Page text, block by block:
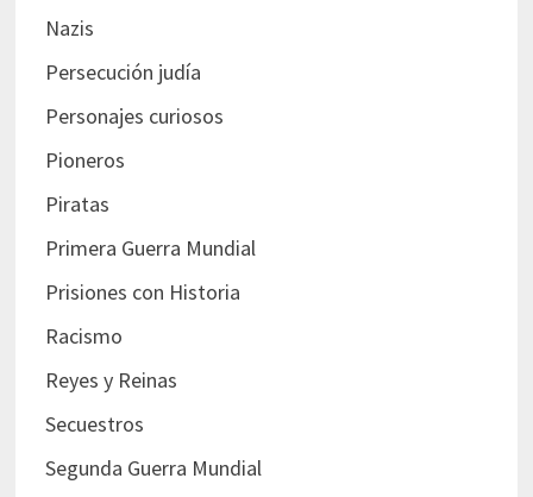
Nazis
Persecución judía
Personajes curiosos
Pioneros
Piratas
Primera Guerra Mundial
Prisiones con Historia
Racismo
Reyes y Reinas
Secuestros
Segunda Guerra Mundial